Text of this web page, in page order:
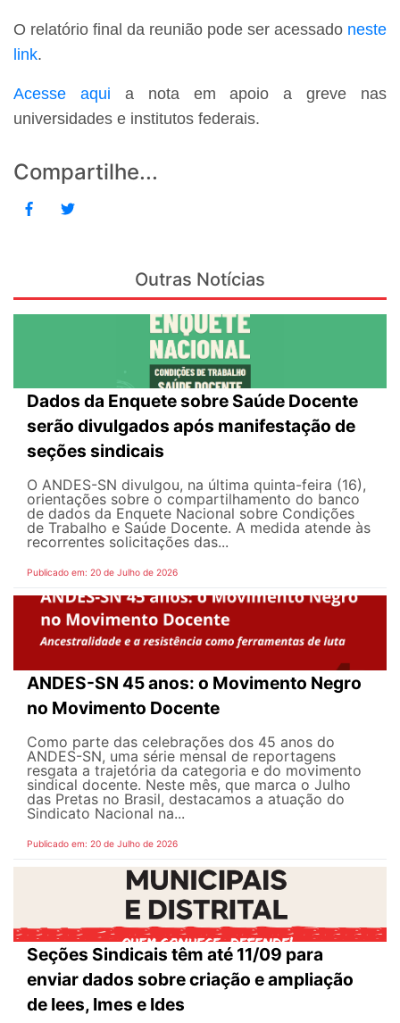
O relatório final da reunião pode ser acessado neste
link.
Acesse aqui
a nota em apoio a greve nas
universidades e institutos federais.
Compartilhe...
Outras Notícias
Dados da Enquete sobre Saúde Docente
serão divulgados após manifestação de
seções sindicais
O ANDES-SN divulgou, na última quinta-feira (16),
orientações sobre o compartilhamento do banco
de dados da Enquete Nacional sobre Condições
de Trabalho e Saúde Docente. A medida atende às
recorrentes solicitações das...
Publicado em: 20 de Julho de 2026
ANDES-SN 45 anos: o Movimento Negro
no Movimento Docente
Como parte das celebrações dos 45 anos do
ANDES-SN, uma série mensal de reportagens
resgata a trajetória da categoria e do movimento
sindical docente. Neste mês, que marca o Julho
das Pretas no Brasil, destacamos a atuação do
Sindicato Nacional na...
Publicado em: 20 de Julho de 2026
Seções Sindicais têm até 11/09 para
enviar dados sobre criação e ampliação
de Iees, Imes e Ides